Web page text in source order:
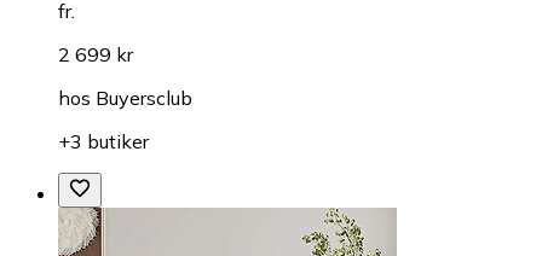
fr.
2 699 kr
hos Buyersclub
+3 butiker